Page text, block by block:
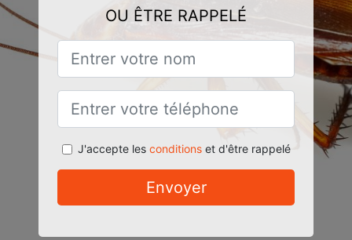
OU ÊTRE RAPPELÉ
J'accepte les conditionset d'être rappelé
Envoyer